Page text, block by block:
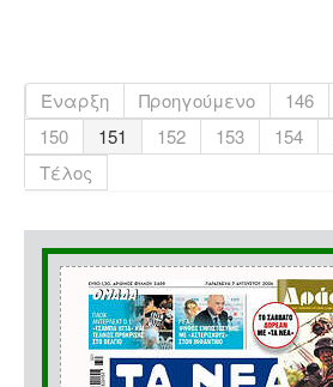
Έναρξη Προηγούμενο 146
150
151 152 153 154
Τέλος